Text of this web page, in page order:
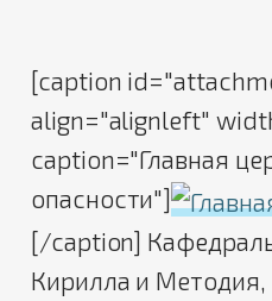
[caption
align="alignleft"
caption="Главная
опасности"]
[/caption]
Кирилла и Методия,